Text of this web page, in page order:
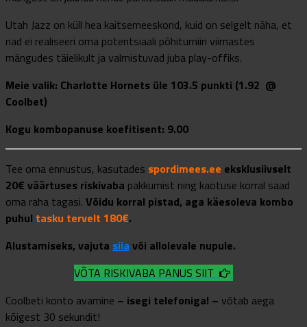
Utah Jazz on küll hea kaitsemeeskond, kuid on selgelt näha, et
nad ei realiseeri oma potentsiaali põhiturniiri viimastes
mängudes täielikult ja valmistuvad juba play-offiks.
Meie valik: Charlotte Hornets üle 103.5 punkti (1.92 @
Coolbet)
Kogu kombopanuse koefitisent: 9.00
Tee oma ennustus, kasutades spordimees.ee eksklusiivselt
20€ väärtuses riskivaba pakkumist ning kaotuse korral saad
oma raha tagasi. Võidu korral pistad, aga käesoleva kombo
puhul tasku tervelt 180€.
Alustamiseks, vajuta siia või allolevale nupule.
VÕTA RISKIVABA PANUS SIIT
Coolbeti konto avamine – isegi telefoniga! – võtab aega
kõigest 30 sekundit!